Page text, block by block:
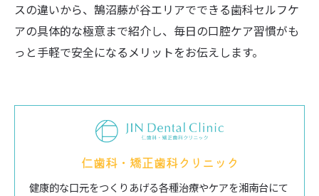
スの違いから、鵠沼藤が谷エリアでできる歯科セルフケ
アの具体的な極意まで紹介し、毎日の口腔ケア習慣がも
っと手軽で安全になるメリットをお伝えします。
仁歯科・矯正歯科クリニック
健康的な口元をつくりあげる各種治療やケアを湘南台にて